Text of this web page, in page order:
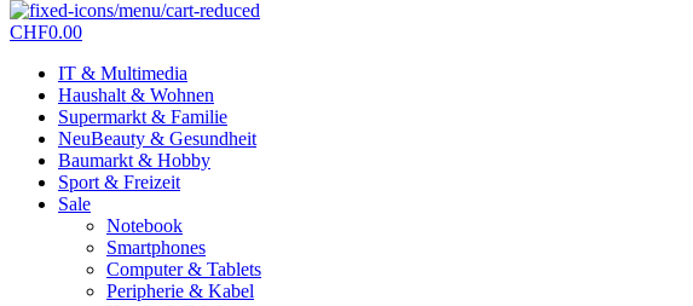
CHF0.00
IT & Multimedia
Haushalt & Wohnen
Supermarkt & Familie
NeuBeauty & Gesundheit
Baumarkt & Hobby
Sport & Freizeit
Sale
Notebook
Smartphones
Computer & Tablets
Peripherie & Kabel